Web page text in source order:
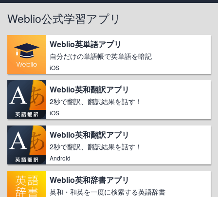
Weblio公式学習アプリ
Weblio英単語アプリ
自分だけの単語帳で英単語を暗記
iOS
Weblio英和翻訳アプリ
2秒で翻訳、翻訳結果を話す！
iOS
Weblio英和翻訳アプリ
2秒で翻訳、翻訳結果を話す！
Android
Weblio英和辞書アプリ
英和・和英を一度に検索する英語辞書